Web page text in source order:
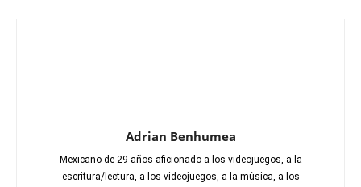
Adrian Benhumea
Mexicano de 29 años aficionado a los videojuegos, a la
escritura/lectura, a los videojuegos, a la música, a los